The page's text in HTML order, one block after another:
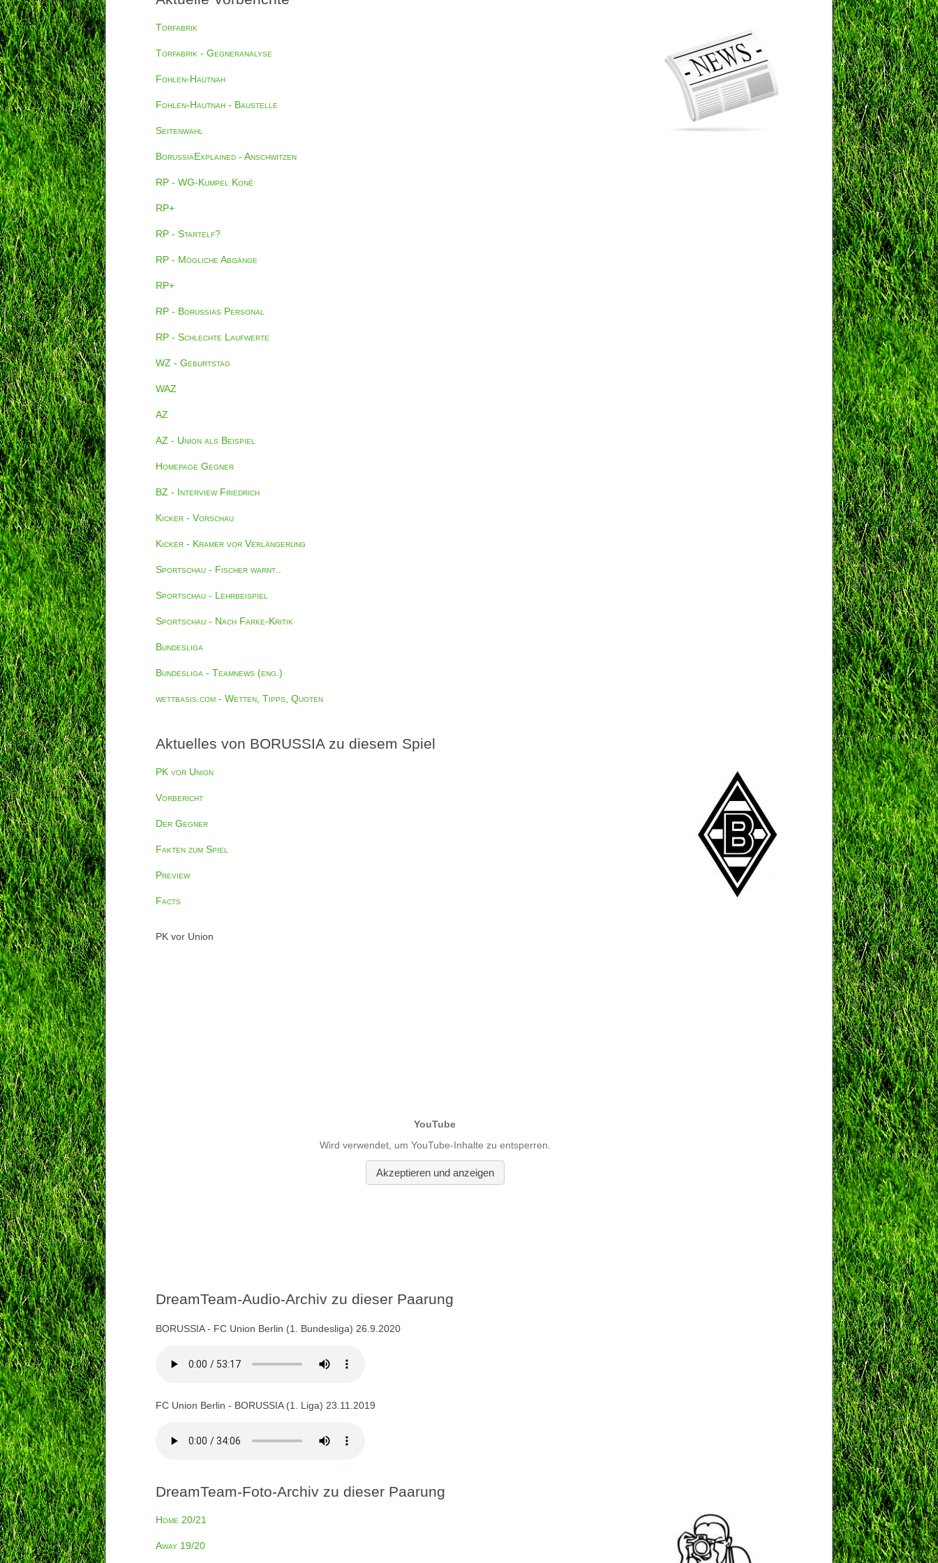
Torfabrik
Torfabrik - Gegneranalyse
Fohlen-Hautnah
Fohlen-Hautnah - Baustelle
Seitenwahl
BorussiaExplained - Anschwitzen
RP - WG-Kumpel Koné
RP+
RP - Startelf?
RP - Mögliche Abgänge
RP+
RP - Borussias Personal
RP - Schlechte Laufwerte
WZ - Geburtstag
WAZ
AZ
AZ - Union als Beispiel
Homepage Gegner
BZ - Interview Friedrich
Kicker - Vorschau
Kicker - Kramer vor Verlängerung
Sportschau - Fischer warnt..
Sportschau - Lehrbeispiel
Sportschau - Nach Farke-Kritik
Bundesliga
Bundesliga - Teamnews (eng.)
wettbasis.com - Wetten, Tipps, Quoten
Aktuelles von BORUSSIA zu diesem Spiel
PK vor Union
Vorbericht
Der Gegner
Fakten zum Spiel
Preview
Facts
PK vor Union
DreamTeam-Audio-Archiv zu dieser Paarung
BORUSSIA - FC Union Berlin (1. Bundesliga) 26.9.2020
FC Union Berlin - BORUSSIA (1. Liga) 23.11.2019
DreamTeam-Foto-Archiv zu dieser Paarung
Home 20/21
Away 19/20